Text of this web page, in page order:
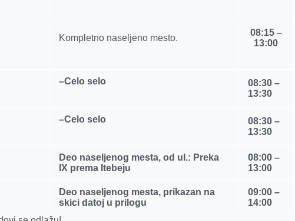
Kompletno naseljeno mesto.
08:15 –
13:00
–Celo selo
08:30 –
13:30
–Celo selo
08:30 –
13:30
Deo naseljenog mesta, od ul.: Preka
IX prema Itebeju
08:00 –
13:00
Deo naseljenog mesta, prikazan na
skici datoj u prilogu
09:00 –
14:00